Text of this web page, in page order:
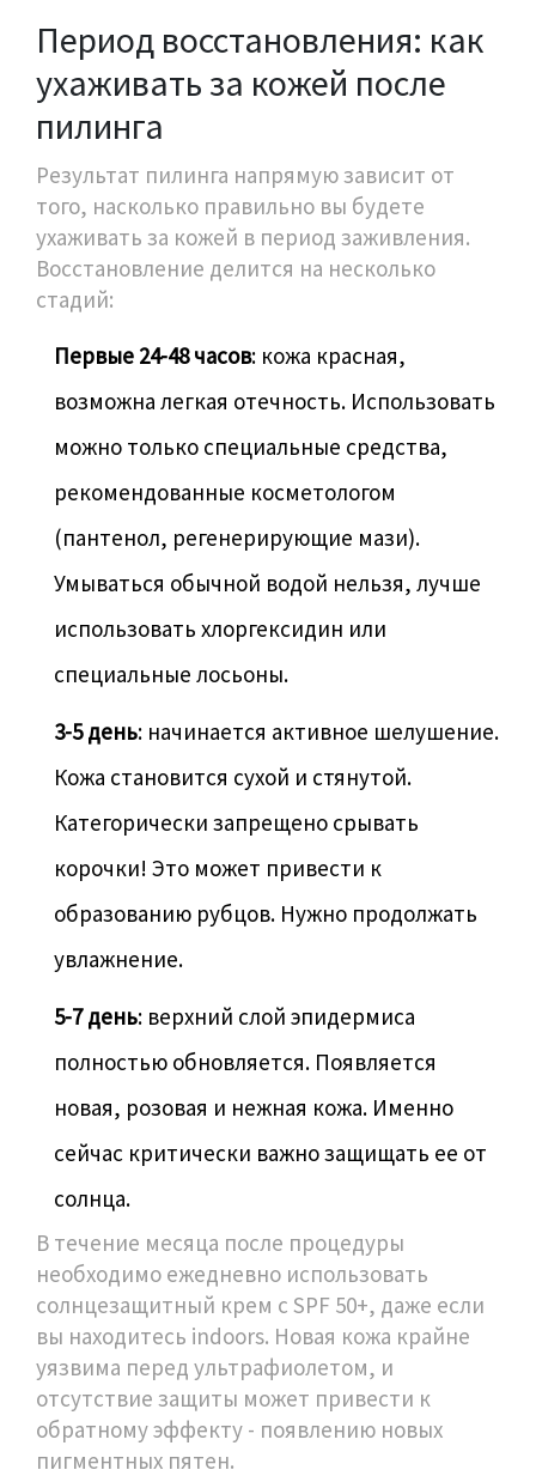
Период восстановления: как
ухаживать за кожей после
пилинга
Результат пилинга напрямую зависит от
того, насколько правильно вы будете
ухаживать за кожей в период заживления.
Восстановление делится на несколько
стадий:
Первые 24-48 часов: кожа красная,
возможна легкая отечность. Использовать
можно только специальные средства,
рекомендованные косметологом
(пантенол, регенерирующие мази).
Умываться обычной водой нельзя, лучше
использовать хлоргексидин или
специальные лосьоны.
3-5 день: начинается активное шелушение.
Кожа становится сухой и стянутой.
Категорически запрещено срывать
корочки! Это может привести к
образованию рубцов. Нужно продолжать
увлажнение.
5-7 день: верхний слой эпидермиса
полностью обновляется. Появляется
новая, розовая и нежная кожа. Именно
сейчас критически важно защищать ее от
солнца.
В течение месяца после процедуры
необходимо ежедневно использовать
солнцезащитный крем с SPF 50+, даже если
вы находитесь indoors. Новая кожа крайне
уязвима перед ультрафиолетом, и
отсутствие защиты может привести к
обратному эффекту - появлению новых
пигментных пятен.